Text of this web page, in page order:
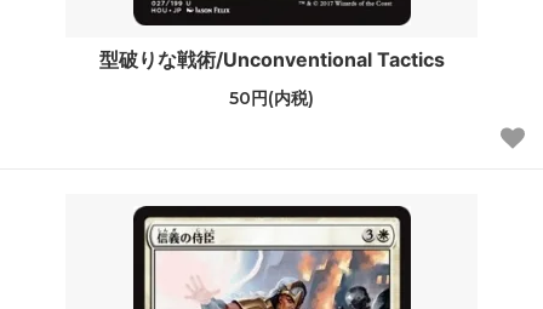
型破りな戦術/Unconventional Tactics
50円(内税)